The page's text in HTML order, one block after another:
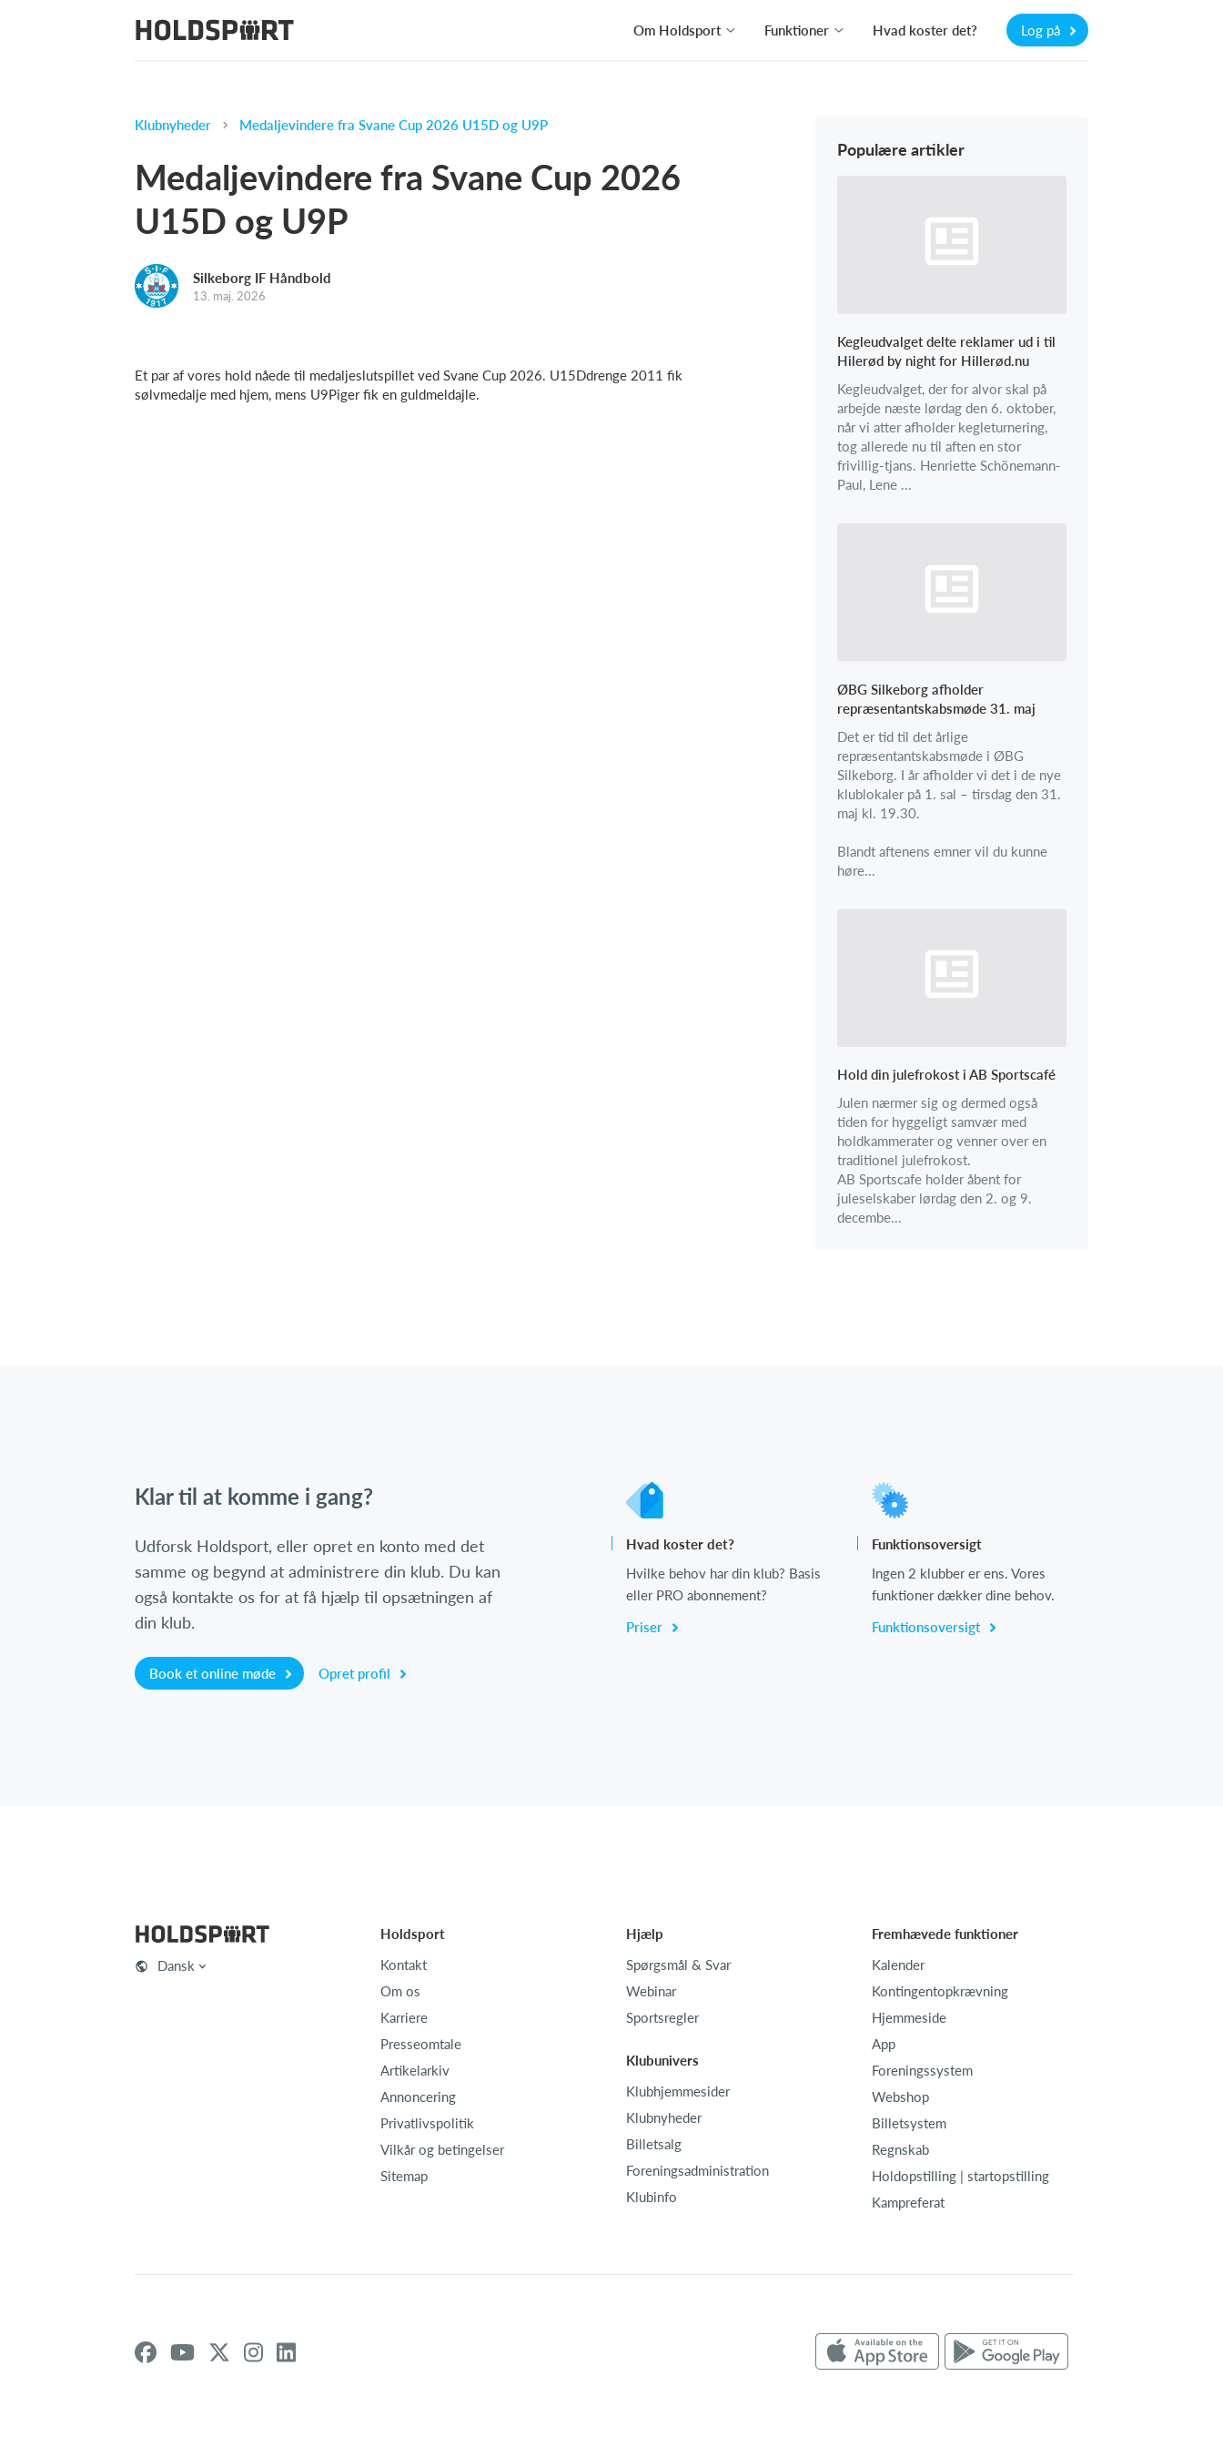
Om Holdsport Funktioner Hvad koster det? Log på
Klubnyheder Medaljevindere fra Svane Cup 2026 U15D og U9P
Medaljevindere fra Svane Cup 2026
U15D og U9P
Silkeborg IF Håndbold
13. maj. 2026
Et par af vores hold nåede til medaljeslutspillet ved Svane Cup 2026. U15Ddrenge 2011 fik
sølvmedalje med hjem, mens U9Piger fik en guldmeldajle.
Populære artikler
Kegleudvalget delte reklamer ud i til
Hilerød by night for Hillerød.nu
Kegleudvalget, der for alvor skal på
arbejde næste lørdag den 6. oktober,
når vi atter afholder kegleturnering,
tog allerede nu til aften en stor
frivillig-tjans. Henriette Schönemann-
Paul, Lene ...
ØBG Silkeborg afholder
repræsentantskabsmøde 31. maj
Det er tid til det årlige
repræsentantskabsmøde i ØBG
Silkeborg. I år afholder vi det i de nye
klublokaler på 1. sal – tirsdag den 31.
maj kl. 19.30.
Blandt aftenens emner vil du kunne
høre...
Hold din julefrokost i AB Sportscafé
Julen nærmer sig og dermed også
tiden for hyggeligt samvær med
holdkammerater og venner over en
traditionel julefrokost.
AB Sportscafe holder åbent for
juleselskaber lørdag den 2. og 9.
decembe...
Klar til at komme i gang?
Udforsk Holdsport, eller opret en konto med det
samme og begynd at administrere din klub. Du kan
også kontakte os for at få hjælp til opsætningen af
din klub.
Book et online møde Opret profil
Hvad koster det?
Hvilke behov har din klub? Basis
eller PRO abonnement?
Priser
Funktionsoversigt
Ingen 2 klubber er ens. Vores
funktioner dækker dine behov.
Funktionsoversigt
Dansk
Holdsport
Kontakt
Om os
Karriere
Presseomtale
Artikelarkiv
Annoncering
Privatlivspolitik
Vilkår og betingelser
Sitemap
Hjælp
Spørgsmål & Svar
Webinar
Sportsregler
Klubunivers
Klubhjemmesider
Klubnyheder
Billetsalg
Foreningsadministration
Klubinfo
Fremhævede funktioner
Kalender
Kontingentopkrævning
Hjemmeside
App
Foreningssystem
Webshop
Billetsystem
Regnskab
Holdopstilling | startopstilling
Kampreferat